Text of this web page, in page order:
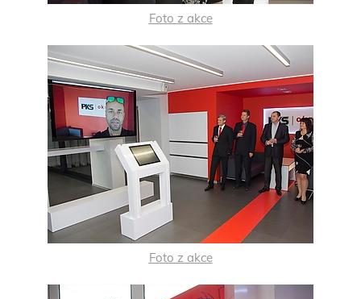
Foto z akce
Foto z akce